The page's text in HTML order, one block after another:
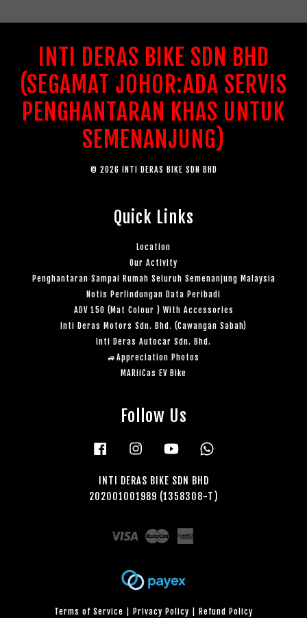
INTI DERAS BIKE SDN BHD
(SEGAMAT JOHOR:ADA SERVIS
PENGHANTARAN KHAS UNTUK
SEMENANJUNG)
© 2026 INTI DERAS BIKE SDN BHD
Quick Links
Location
Our Activity
Penghantaran Sampai Rumah Seluruh Semenanjung Malaysia
Notis Perlindungan Data Peribadi
ADV 150 (Mat Colour ) With Accessories
Inti Deras Motors Sdn. Bhd. (Cawangan Sabah)
Inti Deras Autocar Sdn. Bhd.
🚙Appreciation Photos
MARiiCas EV Bike
Follow Us
Facebook Instagram YouTube
INTI DERAS BIKE SDN BHD
202001001989 (1358308-T)
Visa Master
Terms of Service Privacy Policy Refund Policy